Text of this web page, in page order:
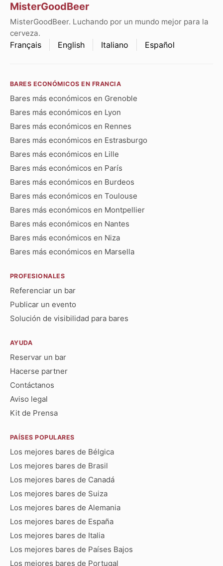
MisterGoodBeer
MisterGoodBeer. Luchando por un mundo mejor para la
cerveza.
Français English Italiano Español
BARES ECONÓMICOS EN FRANCIA
Bares más económicos en Grenoble
Bares más económicos en Lyon
Bares más económicos en Rennes
Bares más económicos en Estrasburgo
Bares más económicos en Lille
Bares más económicos en París
Bares más económicos en Burdeos
Bares más económicos en Toulouse
Bares más económicos en Montpellier
Bares más económicos en Nantes
Bares más económicos en Niza
Bares más económicos en Marsella
PROFESIONALES
Referenciar un bar
Publicar un evento
Solución de visibilidad para bares
AYUDA
Reservar un bar
Hacerse partner
Contáctanos
Aviso legal
Kit de Prensa
PAÍSES POPULARES
Los mejores bares de Bélgica
Los mejores bares de Brasil
Los mejores bares de Canadá
Los mejores bares de Suiza
Los mejores bares de Alemania
Los mejores bares de España
Los mejores bares de Italia
Los mejores bares de Países Bajos
Los mejores bares de Portugal